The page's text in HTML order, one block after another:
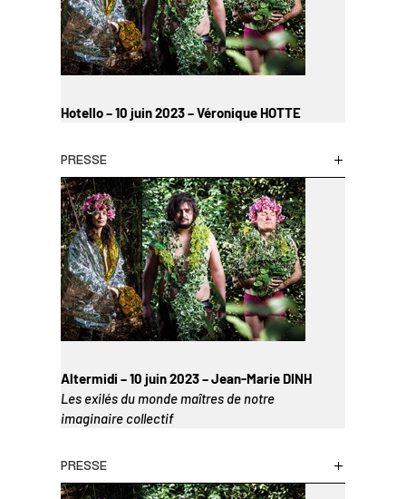
Hotello – 10 juin 2023 – Véronique HOTTE
PRESSE
Altermidi – 10 juin 2023 – Jean-Marie DINH
Les exilés du monde maîtres de notre
imaginaire collectif
PRESSE